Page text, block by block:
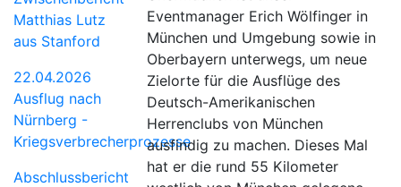
Matthias Lutz
aus Stanford
22.04.2026
Ausflug nach
Nürnberg -
Kriegsverbrecherprozesse
Abschlussbericht
Eventmanager Erich Wölfinger in
München und Umgebung sowie in
Oberbayern unterwegs, um neue
Zielorte für die Ausflüge des
Deutsch-Amerikanischen
Herrenclubs von München
ausfindig zu machen. Dieses Mal
hat er die rund 55 Kilometer